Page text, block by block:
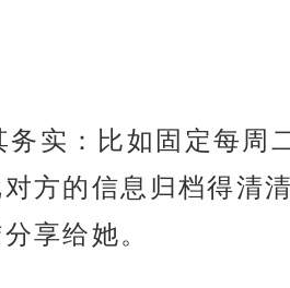
实：比如固定每周
方的信息归档得
享给她。